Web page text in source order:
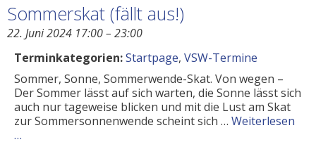
Sommerskat (fällt aus!)
22. Juni 2024 17:00– 23:00
Terminkategorien:Startpage, VSW-Termine
Sommer, Sonne, Sommerwende-Skat. Von wegen –
Der Sommer lässt auf sich warten, die Sonne lässt sich
auch nur tageweise blicken und mit die Lust am Skat
zur Sommersonnenwende scheint sich … Weiterlesen
…